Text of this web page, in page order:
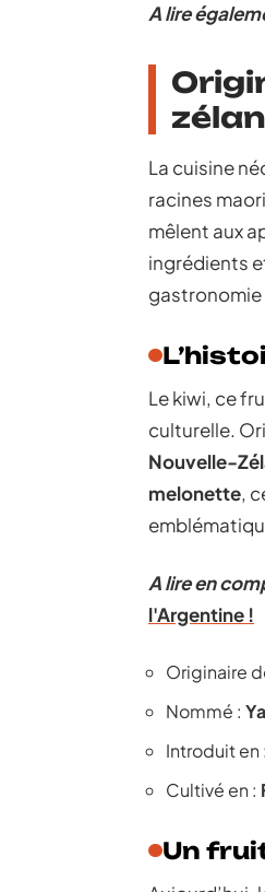
A lire
La cuisine
racines
mêlent aux
ingrédients
gastronomie
Le kiwi, ce
culturelle.
Nouvelle-
melonette,
A lire en
l'Argentine !
Originaire
Nommé :
Introduit en :
Cultivé en :
Un